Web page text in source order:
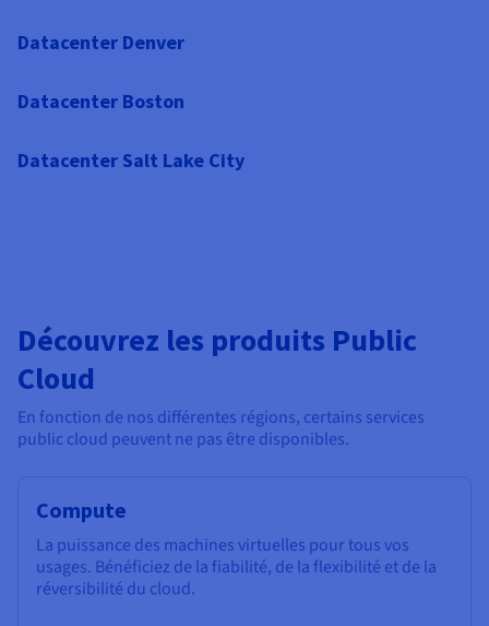
Datacenter Denver
Datacenter Boston
Datacenter Salt Lake City
Découvrez les produits Public
Cloud
En fonction de nos différentes régions, certains services
public cloud peuvent ne pas être disponibles.
Compute
La puissance des machines virtuelles pour tous vos
usages. Bénéficiez de la fiabilité, de la flexibilité et de la
réversibilité du cloud.